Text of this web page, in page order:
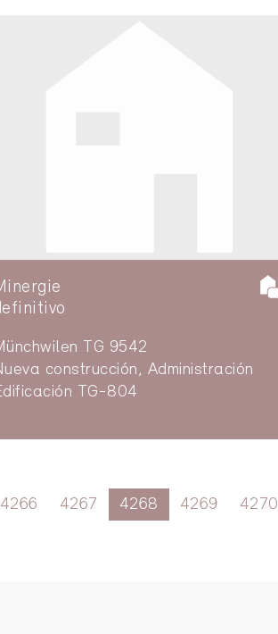
TG 9542
construcción, Administración
TG-804
4266 4267 4268 4269 4270